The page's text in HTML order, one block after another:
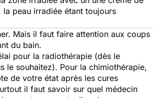
la peau irradiée étant toujours
Mais il faut faire attention aux coups
du bain.
pour la radiothérapie (dès le
le souhaitez). Pour la chimiothérapie,
de votre état après les cures
il faut savoir sur quel médecin